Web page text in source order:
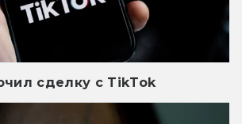
сделку с TikTok